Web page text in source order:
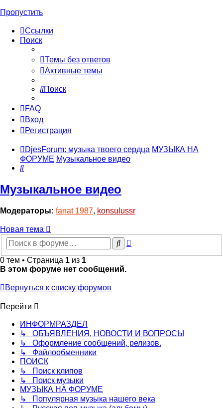
Пропустить
Ссылки
Поиск
Темы без ответов
Активные темы
Поиск
FAQ
Вход
Регистрация
DjesForum: музыка твоего сердца МУЗЫКА НА
ФОРУМЕ Музыкальное видео
Поиск
Музыкальное видео
Модераторы: fanat 1987, konsulussr
Новая тема
Поиск
0 тем • Страница 1 из 1
В этом форуме нет сообщений.
Вернуться к списку форумов
Перейти
ИНФОРМРАЗДЕЛ
↳ ОБЪЯВЛЕНИЯ, НОВОСТИ И ВОПРОСЫ
↳ Оформление сообщений, релизов.
↳ Файлообменники
ПОИСК
↳ Поиск клипов
↳ Поиск музыки
МУЗЫКА НА ФОРУМЕ
↳ Популярная музыка нашего века